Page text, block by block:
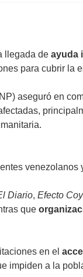
llegada de ayuda
para cubrir la
aseguró en
Diario, Efecto
que
en el
impiden a la